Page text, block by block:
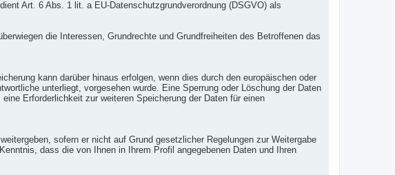
Art. 6 Abs. 1 lit. a EU-Datenschutzgrundverordnung (DSGVO) als
die Interessen, Grundrechte und Grundfreiheiten des Betroffenen das
kann darüber hinaus erfolgen, wenn dies durch den europäischen oder
unterliegt, vorgesehen wurde. Eine Sperrung oder Löschung der Daten
Erforderlichkeit zur weiteren Speicherung der Daten für einen
sofern er nicht auf Grund gesetzlicher Regelungen zur Weitergabe
dass die von Ihnen in Ihrem Profil angegebenen Daten und Ihren